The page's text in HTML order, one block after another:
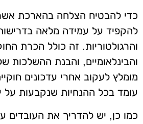
כדי להבטיח הצלחה בהארכת
להקפיד על עמידה מלאה
והרגולטוריות. זה כולל הכרת
והבינלאומיים, והבנת ההשלכות
מומלץ לעקוב אחרי עדכונים
עומד בכל ההנחיות שנקבעות על
כמו כן, יש להדריך את העובדים